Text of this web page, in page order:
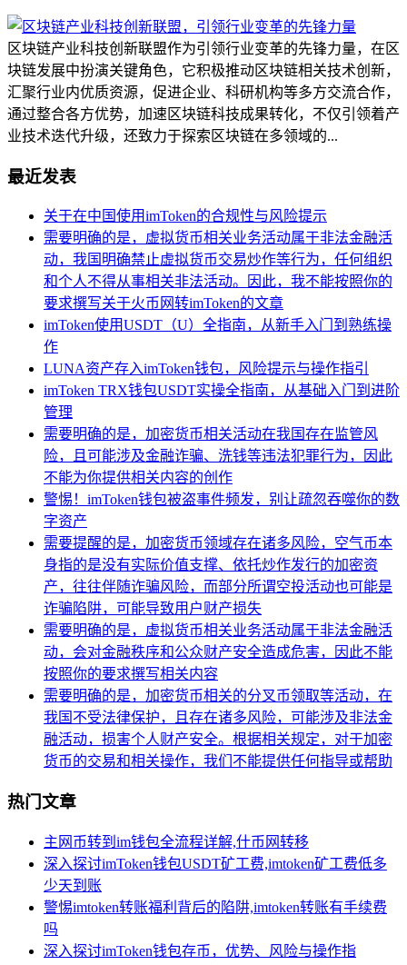
区块链产业科技创新联盟作为引领行业变革的先锋力量，在区
块链发展中扮演关键角色，它积极推动区块链相关技术创新，
汇聚行业内优质资源，促进企业、科研机构等多方交流合作，
通过整合各方优势，加速区块链科技成果转化，不仅引领着产
业技术迭代升级，还致力于探索区块链在多领域的...
最近发表
关于在中国使用imToken的合规性与风险提示
需要明确的是，虚拟货币相关业务活动属于非法金融活
动，我国明确禁止虚拟货币交易炒作等行为，任何组织
和个人不得从事相关非法活动。因此，我不能按照你的
要求撰写关于火币网转imToken的文章
imToken使用USDT（U）全指南，从新手入门到熟练操
作
LUNA资产存入imToken钱包，风险提示与操作指引
imToken TRX钱包USDT实操全指南，从基础入门到进阶
管理
需要明确的是，加密货币相关活动在我国存在监管风
险，且可能涉及金融诈骗、洗钱等违法犯罪行为，因此
不能为你提供相关内容的创作
警惕！imToken钱包被盗事件频发，别让疏忽吞噬你的数
字资产
需要提醒的是，加密货币领域存在诸多风险，空气币本
身指的是没有实际价值支撑、依托炒作发行的加密资
产，往往伴随诈骗风险，而部分所谓空投活动也可能是
诈骗陷阱，可能导致用户财产损失
需要明确的是，虚拟货币相关业务活动属于非法金融活
动，会对金融秩序和公众财产安全造成危害，因此不能
按照你的要求撰写相关内容
需要明确的是，加密货币相关的分叉币领取等活动，在
我国不受法律保护，且存在诸多风险，可能涉及非法金
融活动，损害个人财产安全。根据相关规定，对于加密
货币的交易和相关操作，我们不能提供任何指导或帮助
热门文章
主网币转到im钱包全流程详解,什币网转移
深入探讨imToken钱包USDT矿工费,imtoken矿工费低多
少天到账
警惕imtoken转账福利背后的陷阱,imtoken转账有手续费
吗
深入探讨imToken钱包存币，优势、风险与操作指